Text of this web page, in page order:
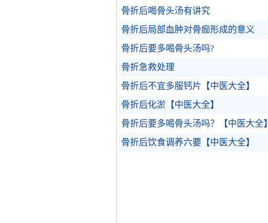
骨折后喝骨头汤有讲究
骨折后局部血肿对骨痂形成的意义
骨折后要多喝骨头汤吗?
骨折急救处理
骨折后不宜多服钙片【中医大全】
骨折后化淤【中医大全】
骨折后要多喝骨头汤吗？【中医大全】
骨折后饮食调养六要【中医大全】